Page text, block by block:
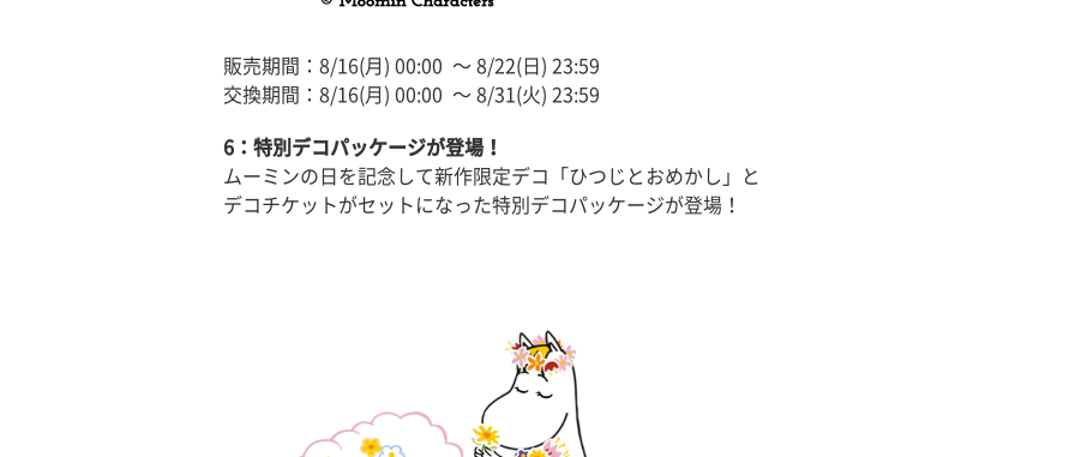
販売期間：8/16(月) 00:00 〜 8/22(日) 23:59
交換期間：8/16(月) 00:00 〜 8/31(火) 23:59
6：特別デコパッケージが登場！
ムーミンの日を記念して新作限定デコ「ひつじとおめかし」と
デコチケットがセットになった特別デコパッケージが登場！